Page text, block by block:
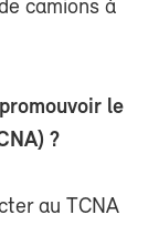
camions à
le
?
au TCNA